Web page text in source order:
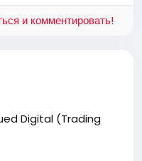
и комментировать!
Digital (Trading